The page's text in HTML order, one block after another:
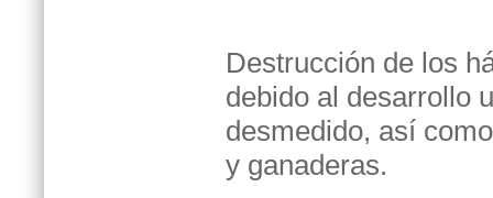
Destrucción de los
debido al desarrollo
desmedido, así
y ganaderas.